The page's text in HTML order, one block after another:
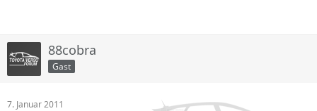
88cobra
Gast
7. Januar 2011